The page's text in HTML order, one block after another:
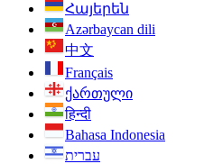
Հայերեն
Azərbaycan dili
中文
Français
ქართული
हिन्दी
Bahasa Indonesia
עברית